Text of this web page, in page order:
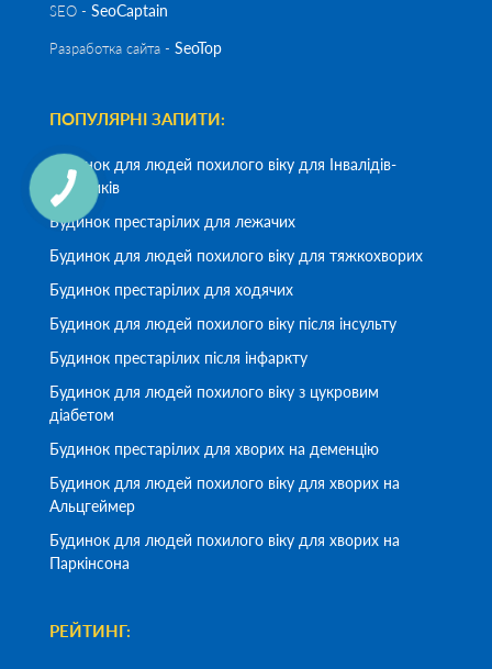
SEO - SeoСaptain
Разработка сайта - SeoTop
ПОПУЛЯРНІ ЗАПИТИ:
Будинок для людей похилого віку для Інвалідів-
візочників
Будинок престарілих для лежачих
Будинок для людей похилого віку для тяжкохворих
Будинок престарілих для ходячих
Будинок для людей похилого віку після інсульту
Будинок престарілих після інфаркту
Будинок для людей похилого віку з цукровим
діабетом
Будинок престарілих для хворих на деменцію
Будинок для людей похилого віку для хворих на
Альцгеймер
Будинок для людей похилого віку для хворих на
Паркінсона
РЕЙТИНГ: